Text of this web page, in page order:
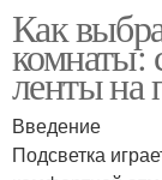
Как
комнаты:
ленты на
Введение
Подсветка